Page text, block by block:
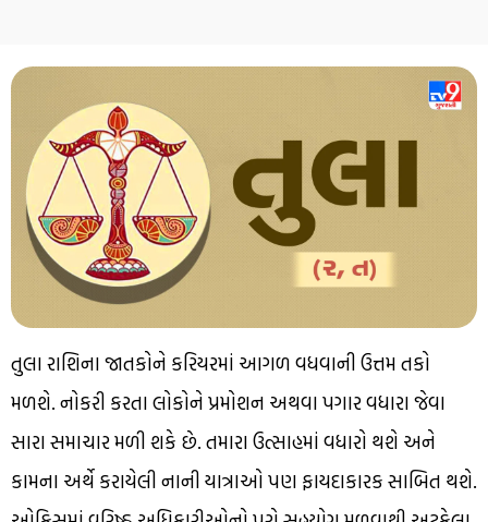
તુલા રાશિના જાતકોને કરિયરમાં આગળ વધવાની ઉત્તમ તકો
મળશે. નોકરી કરતા લોકોને પ્રમોશન અથવા પગાર વધારા જેવા
સારા સમાચાર મળી શકે છે. તમારા ઉત્સાહમાં વધારો થશે અને
કામના અર્થે કરાયેલી નાની યાત્રાઓ પણ ફાયદાકારક સાબિત થશે.